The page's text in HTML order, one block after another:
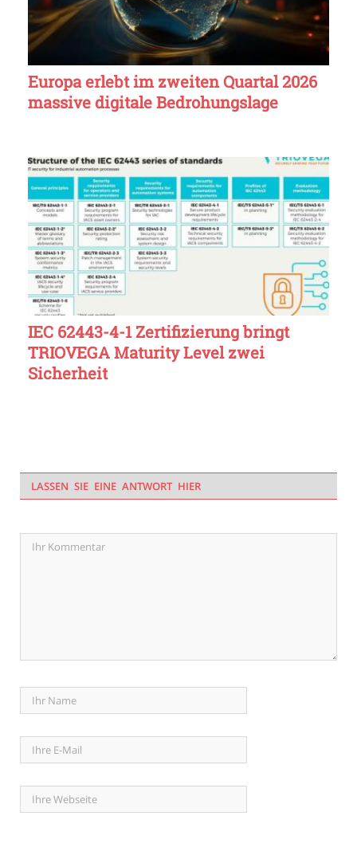
Europa erlebt im zweiten Quartal 2026
massive digitale Bedrohungslage
IEC 62443-4-1 Zertifizierung bringt
TRIOVEGA Maturity Level zwei
Sicherheit
LASSEN SIE EINE ANTWORT HIER